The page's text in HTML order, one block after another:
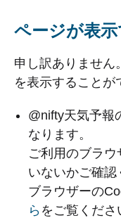
ページが表
申し訳ありません
を表示することが
@nifty天気予報
なります。
ご利用のブラ
いないかご確認
ブラウザーの
ら をご覧くださ